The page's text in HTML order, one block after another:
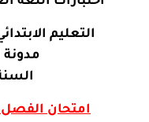
التعليم
مدونة
امتحان الفصل الثاني